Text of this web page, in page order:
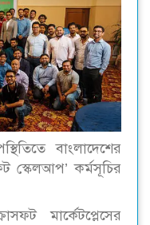
বাংলাদেশের
স্কেলআপ’ কর্মসূচির
মার্কেটপ্লেসের